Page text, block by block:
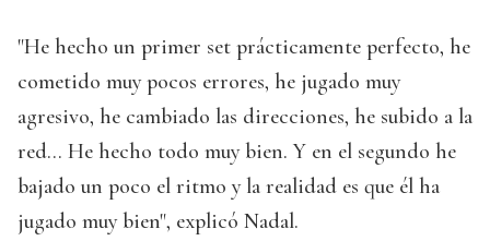
"He hecho un primer set prácticamente perfecto, he
cometido muy pocos errores, he jugado muy
agresivo, he cambiado las direcciones, he subido a la
red... He hecho todo muy bien. Y en el segundo he
bajado un poco el ritmo y la realidad es que él ha
jugado muy bien", explicó Nadal.